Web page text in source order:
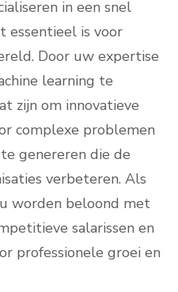
in een snel
essentieel is voor
Door uw expertise
learning te
zijn om innovatieve
complexe problemen
genereren die de
verbeteren. Als
worden beloond met
salarissen en
professionele groei en